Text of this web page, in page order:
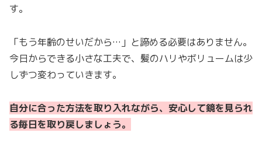
す。
「もう年齢のせいだから…」と諦める必要はありません。
今日からできる小さな工夫で、髪のハリやボリュームは少
しずつ変わっていきます。
自分に合った方法を取り入れながら、安心して鏡を見られ
る毎日を取り戻しましょう。